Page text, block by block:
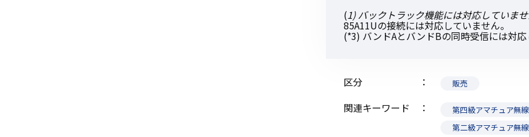
(1) バックトラック機能には対応していま
85A11Uの接続には対応していません。
(*3) バンドAとバンドBの同時受信には対
区分 販売
関連キーワード
第四級アマチュア無
第二級アマチュア無